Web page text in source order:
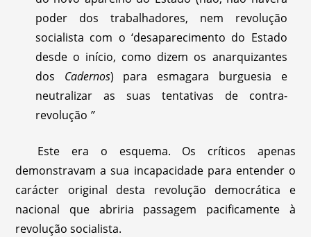
poder dos trabalhadores, nem revolução
socialista com o ‘desaparecimento do Estado
desde o início, como dizem os anarquizantes
dos Cadernos) para esmagara burguesia e
neutralizar as suas tentativas de contra-
revolução ”
Este era o esquema. Os críticos apenas
demonstravam a sua incapacidade para entender o
carácter original desta revolução democrática e
nacional que abriria passagem pacificamente à
revolução socialista.